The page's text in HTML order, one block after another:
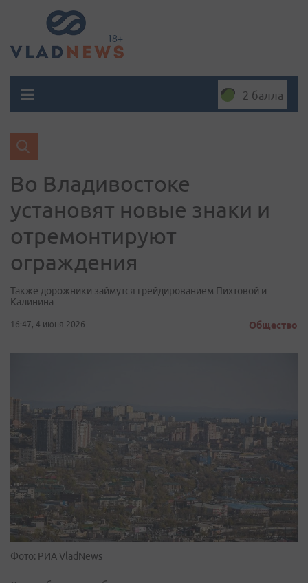
2 балла
Во Владивостоке
установят новые знаки и
отремонтируют
ограждения
Также дорожники займутся грейдированием Пихтовой и
Калинина
16:47, 4 июня 2026 Общество
Фото: РИА VladNews